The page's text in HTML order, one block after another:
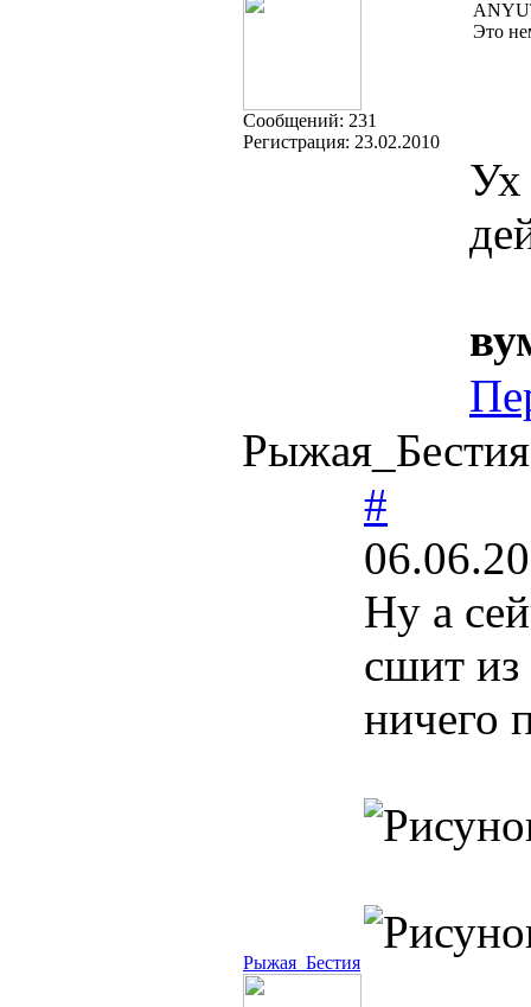
Cообщений: 231
Регистрация: 23.02.2010
Это
Ух
Рыжая_Бестия
#
Ну а
сшит
ничего